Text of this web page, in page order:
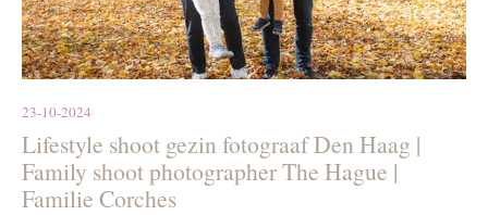
23-10-2024
Lifestyle shoot gezin fotograaf Den Haag |
Family shoot photographer The Hague |
Familie Corches